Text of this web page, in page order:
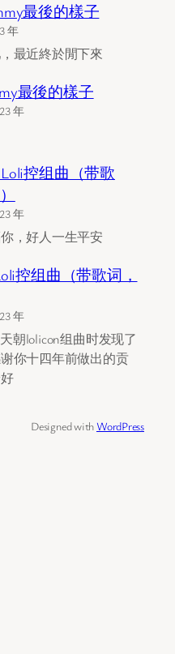
最後的樣子
年
最近終於閒下來
最後的樣子
年
控组曲（带歌
年
，好人一生平安
控组曲（带歌词，
年
朝lolicon组曲时发现了
你十四年前做出的贡
Designed withWordPress